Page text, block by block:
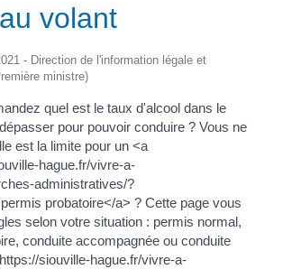
volant
- Direction de l'information légale et
ministre)
quel est le taux d'alcool dans le
pour pouvoir conduire ? Vous ne
est la limite pour un <a
hague.fr/vivre-a-
administratives/?
probatoire</a> ? Cette page vous
selon votre situation : permis normal,
conduite accompagnée ou conduite
siouville-hague.fr/vivre-a-